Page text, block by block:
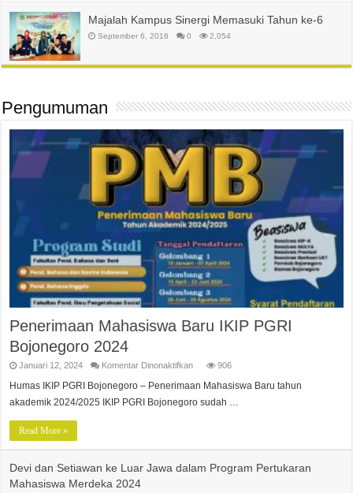
Majalah Kampus Sinergi Memasuki Tahun ke-6
September 6, 2016 0 2,054
Pengumuman
Penerimaan Mahasiswa Baru IKIP PGRI
Bojonegoro 2024
Januari 12, 2024 Komentar Dinonaktifkanpada
Mahasiswa
IKIP
906
Humas IKIP PGRI Bojonegoro – Penerimaan Mahasiswa Baru tahun
akademik 2024/2025 IKIP PGRI Bojonegoro sudah …
Read More »
Devi dan Setiawan ke Luar Jawa dalam Program Pertukaran
Mahasiswa Merdeka 2024